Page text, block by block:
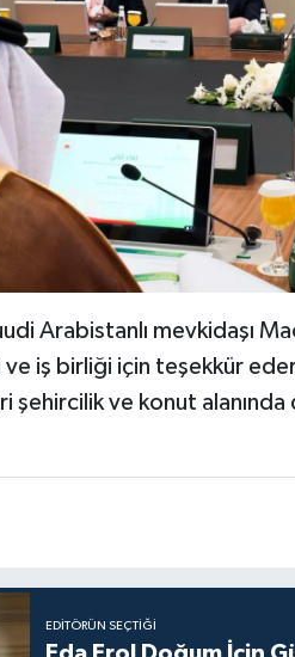
Arabistanlı mevkidaşı
iş birliği için teşekkür
şehircilik ve konut
EDITÖRÜN SEÇTIĞI